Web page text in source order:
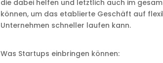
die dabei helfen und letztlich auch im
können, um das etablierte Geschäft auf
Unternehmen schneller laufen kann.
Was Startups einbringen können: